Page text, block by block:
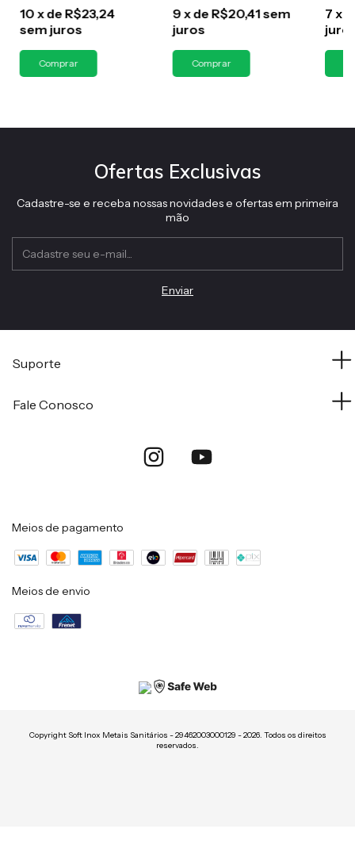
10 xde R$23,24
sem juros
9 xde R$20,41 sem
juros
7 x
Ofertas Exclusivas
Cadastre-se e receba nossas novidades e ofertas em primeira
mão
Suporte
Fale Conosco
Meios de pagamento
Meios de envio
Copyright Soft Inox Metais Sanitários - 29462003000129 - 2026. Todos os direitos
reservados.